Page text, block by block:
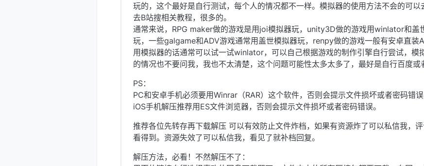
玩的，这个最好是自行测试，每个人的情况都不一样。模拟器的使用方法不会的可以
去B站搜相关教程，很多的。
通常来说，RPG maker做的游戏是用joi模拟器玩，unity3D做的游戏用winlator和盖
玩，一些galgame和ADV游戏通常用盖世模拟器玩，renpy做的游戏一般有安卓直装
用模拟器的话通常可以试一试winlator，可以自己根据游戏的制作引擎自行尝试，模
的情况也不要问我，我也不太清楚，这个问题可能性太多太多了，最好是自行百度或
PS：
PC和安卓手机必须要用Winrar（RAR）这个软件，否则会提示文件损坏或者密码错误
iOS手机解压推荐用ES文件浏览器，否则会提示文件损坏或者密码错误。
推荐各位先转存再下载解压 可以有效防止文件炸档，如果有资源炸了可以私信我，
看得到。资源失效了可以私信我，看见了就补档回复。
解压方法，必看！不然解压不了：